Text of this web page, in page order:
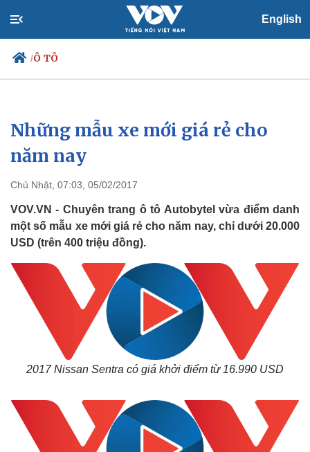
English
/Ô TÔ
Chính trị
Đảng
Tổ chức nhân sự
Nhận diện sự thật
Xã hội
Việc làm
Biển đảo
Những mẫu xe mới giá rẻ cho
năm nay
Chủ Nhật, 07:03, 05/02/2017
VOV.VN - Chuyên trang ô tô Autobytel vừa điểm danh
một số mẫu xe mới giá rẻ cho năm nay, chỉ dưới 20.000
USD (trên 400 triệu đồng).
2017 Nissan Sentra có giá khởi điểm từ 16.990 USD